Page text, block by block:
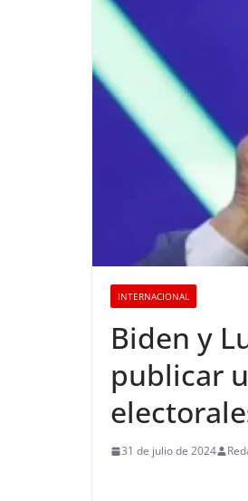
INTERNACIONAL
Biden y
publicar
31 de julio de 2024